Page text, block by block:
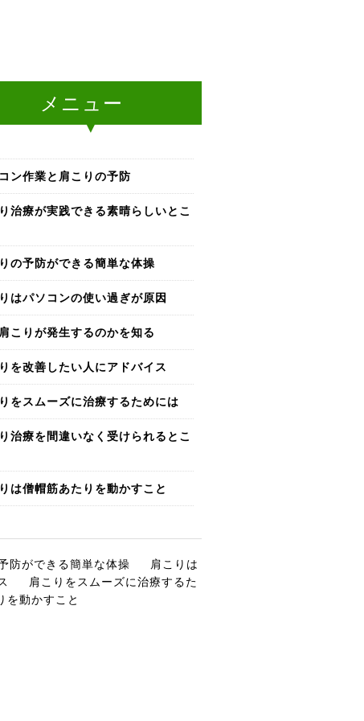
メニュー
ン作業と肩こりの予防
治療が実践できる素晴らしいとこ
の予防ができる簡単な体操
はパソコンの使い過ぎが原因
こりが発生するのかを知る
を改善したい人にアドバイス
をスムーズに治療するためには
治療を間違いなく受けられるとこ
は僧帽筋あたりを動かすこと
防ができる簡単な体操
肩こりは
肩こりをスムーズに治療するた
を動かすこと